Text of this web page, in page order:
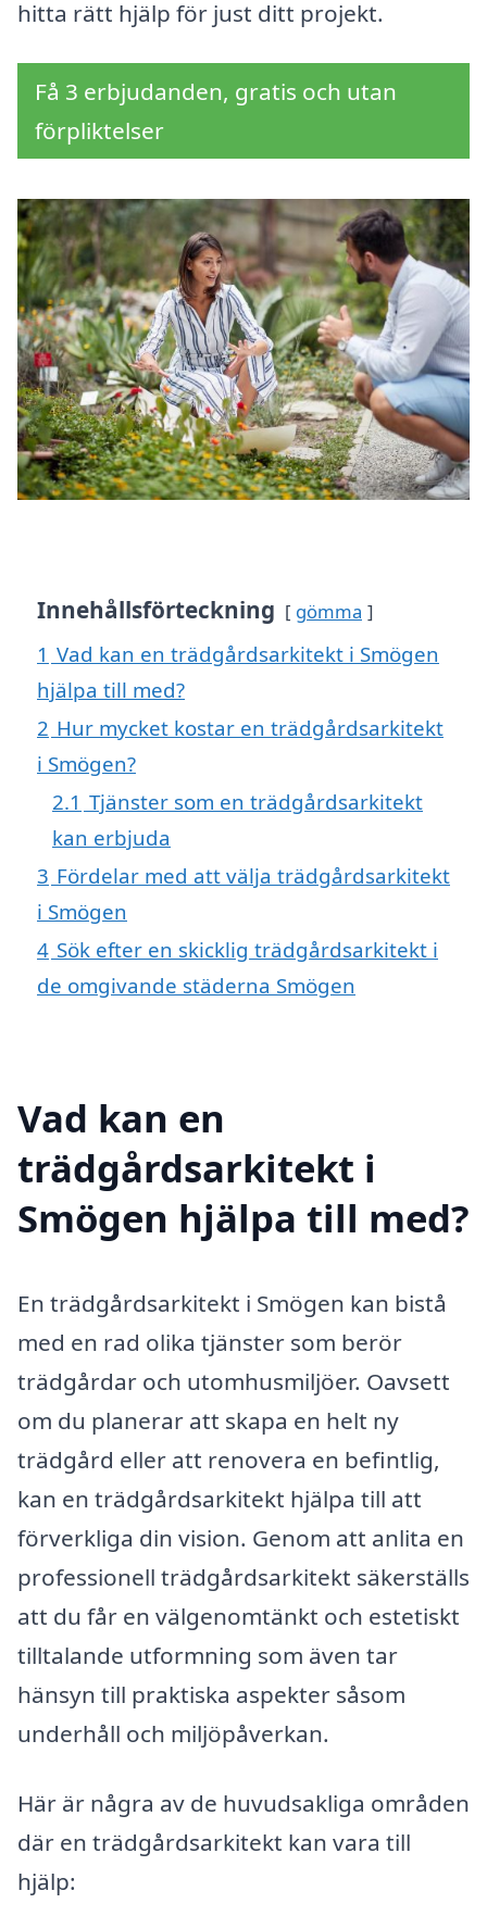
hitta rätt hjälp för just ditt projekt.
Få 3 erbjudanden, gratis och utan
förpliktelser
Innehållsförteckning gömma
1 Vad kan en trädgårdsarkitekt i Smögen
hjälpa till med?
2 Hur mycket kostar en trädgårdsarkitekt
i Smögen?
2.1 Tjänster som en trädgårdsarkitekt
kan erbjuda
3 Fördelar med att välja trädgårdsarkitekt
i Smögen
4 Sök efter en skicklig trädgårdsarkitekt i
de omgivande städerna Smögen
Vad kan en
trädgårdsarkitekt i
Smögen hjälpa till med?
En trädgårdsarkitekt i Smögen kan bistå
med en rad olika tjänster som berör
trädgårdar och utomhusmiljöer. Oavsett
om du planerar att skapa en helt ny
trädgård eller att renovera en befintlig,
kan en trädgårdsarkitekt hjälpa till att
förverkliga din vision. Genom att anlita en
professionell trädgårdsarkitekt säkerställs
att du får en välgenomtänkt och estetiskt
tilltalande utformning som även tar
hänsyn till praktiska aspekter såsom
underhåll och miljöpåverkan.
Här är några av de huvudsakliga områden
där en trädgårdsarkitekt kan vara till
hjälp: